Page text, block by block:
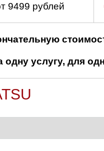
9499 рублей
услугу, для